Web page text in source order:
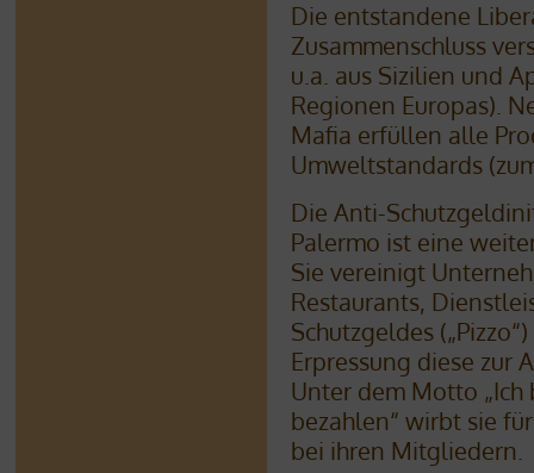
Die entstandene
Zusammenschluss
u.a. aus Sizilien und
Regionen Europas).
Mafia erfüllen alle
Umweltstandards
Die Anti-
Palermo ist eine
Sie vereinigt
Restaurants,
Schutzgeldes
Erpressung diese zur
Unter dem Motto „Ich
bezahlen“ wirbt sie
bei ihren Mitgliedern.